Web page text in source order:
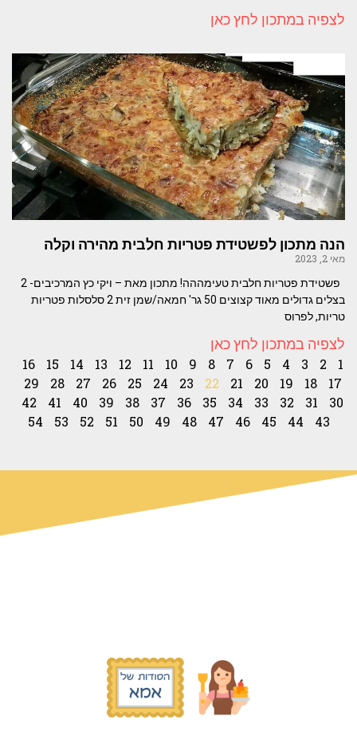
לצפיה במתכון לחץ כאן
הנה מתכון לפשטידת פטריות חלבית מהירה וקלה
מאי 2, 2023
פשטידת פטריות חלבית טעימההה! מתכון מאת – ויקי כץ המרכיבים- 2
בצלים גדולים מאוד קצוצים 50 גר' חמאה/שמן זית 2 סלסלות פטריות
טריות, לפרוס
לצפיה במתכון לחץ כאן
1
2
3
4
5
6
7
8
9
10
11
12
13
14
15
16
17
18
19
20
21
22
23
24
25
26
27
28
29
30
31
32
33
34
35
36
37
38
39
40
41
42
43
44
45
46
47
48
49
50
51
52
53
54